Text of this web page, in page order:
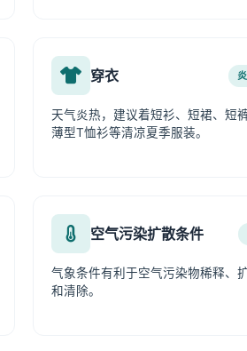
穿衣
天气炎热，建议着短衫、短裙、短裤
薄型T恤衫等清凉夏季服装。
空气污染扩散条件
气象条件有利于空气污染物稀释、
和清除。